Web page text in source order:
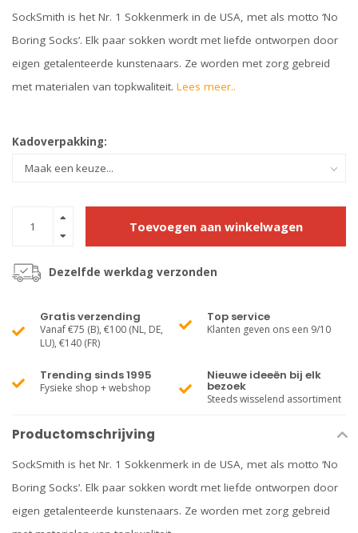
SockSmith is het Nr. 1 Sokkenmerk in de USA, met als motto ‘No
Boring Socks’. Elk paar sokken wordt met liefde ontworpen door
eigen getalenteerde kunstenaars. Ze worden met zorg gebreid
met materialen van topkwaliteit. Lees meer..
Kadoverpakking:
Toevoegen aan winkelwagen
Dezelfde werkdag verzonden
Gratis verzending
Vanaf €75 (B), €100 (NL, DE,
LU), €140 (FR)
Top service
Klanten geven ons een 9/10
Trending sinds 1995
Fysieke shop + webshop
Nieuwe ideeën bij elk
bezoek
Steeds wisselend assortiment
Productomschrijving
SockSmith is het Nr. 1 Sokkenmerk in de USA, met als motto ‘No
Boring Socks’. Elk paar sokken wordt met liefde ontworpen door
eigen getalenteerde kunstenaars. Ze worden met zorg gebreid